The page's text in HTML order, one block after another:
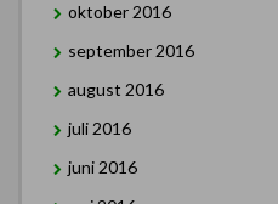
oktober 2016
september 2016
august 2016
juli 2016
juni 2016